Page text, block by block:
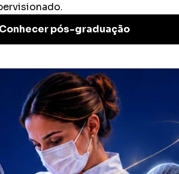
claros.
precisa executar com consistência,
que você erra, corrige e evolui. Sem isso,
e ficar em silêncio. Você precisa se